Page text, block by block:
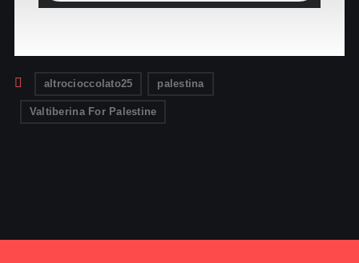
altrocioccolato25 palestina
Valtiberina For Palestine